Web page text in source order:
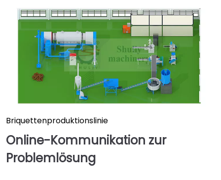
Briquettenproduktionslinie
Online-Kommunikation zur
Problemlösung